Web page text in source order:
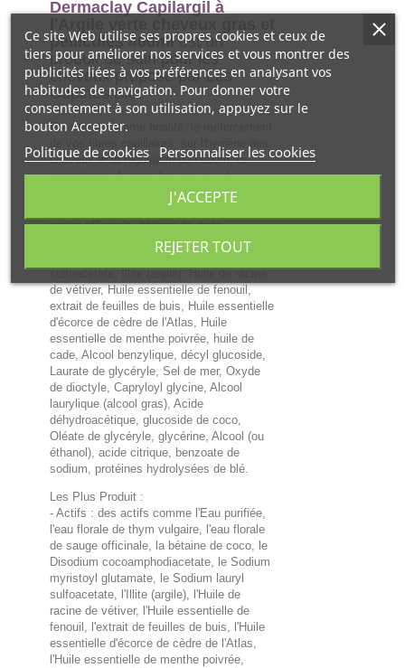
Dermaclay Capilargil à
pellicules 400mlest un
produit de soin pour les
cheveux proposé par Les
Copines Bio.
Pour avoir comme finalité, le renforcement
de vos fibres capillaires, sur l'hygiène des
cheveux et la régulation du sébum, la
cosmétique de soin des cheveux bio
procure les ingrédients suivants : Eau, eau
florale de thym vulgaire, eau florale de
sauge officinale, bétaine de coco,
Disodium cocoamphodiacetate, Sodium
myristoyl glutamate, Sodium lauryl
sulfoacetate, Illite (argile), Huile de racine
de vétiver, Huile essentielle de fenouil,
extrait de feuilles de buis, Huile essentielle
d'écorce de cèdre de l'Atlas, Huile
essentielle de menthe poivrée, huile de
cade, Alcool benzylique, décyl glucoside,
Laurate de glycéryle, Sel de mer, Oxyde
de dioctyle, Capryloyl glycine, Alcool
laurylique (alcool gras), Acide
déhydroacétique, glucoside de coco,
Oléate de glycéryle, glycérine, Alcool (ou
éthanol), acide citrique, benzoate de
sodium, protéines hydrolysées de blé.
Les Plus Produit :
- Actifs : des actifs comme l'Eau purifiée,
l'eau florale de thym vulgaire, l'eau florale
de sauge officinale, la bétaine de coco, le
Disodium cocoamphodiacetate, le Sodium
myristoyl glutamate, le Sodium lauryl
sulfoacetate, l'Illite (argile), l'Huile de
racine de vétiver, l'Huile essentielle de
fenouil, l'extrait de feuilles de buis, l'Huile
essentielle d'écorce de cèdre de l'Atlas,
l'Huile essentielle de menthe poivrée,
Ce site Web utilise ses propres cookies et ceux de
tiers pour améliorer nos services et vous montrer des
publicités liées à vos préférences en analysant vos
habitudes de navigation. Pour donner votre
consentement à son utilisation, appuyez sur le
bouton Accepter.
Politique de cookies Personnaliser les cookies
REJETER TOUT
J'ACCEPTE